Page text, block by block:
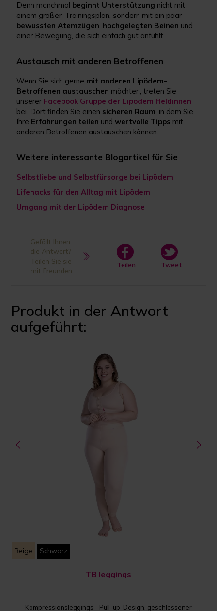
Denn manchmal beginnt Unterstützung nicht mit
einem großen Trainingsplan, sondern mit ein paar
bewussten Atemzügen, hochgelegten Beinen und
einer Bewegung, die sich einfach gut anfühlt.
Austausch mit anderen Betroffenen
Wenn Sie sich gerne mit anderen Lipödem-
Betroffenen austauschen möchten, treten Sie
unserer Facebook Gruppe der Lipödem Heldinnen
bei. Dort finden Sie einen sicheren Raum, in dem Sie
Ihre Erfahrungen teilen undwertvolle Tipps mit
anderen Betroffenen austauschen können.
Weitere interessante Blogartikel für Sie
Selbstliebe und Selbstfürsorge bei Lipödem
Lifehacks für den Alltag mit Lipödem
Umgang mit der Lipödem Diagnose
Gefällt Ihnen
die Antwort?
Teilen Sie sie
mit Freunden.
Teilen Tweet
Produkt in der Antwort
aufgeführt:
Beige Schwarz
TB leggings
Kompressionsleggings - Pull-up-Design, geschlossener